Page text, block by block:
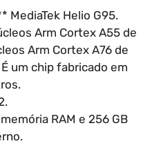
MediaTek Helio G95.
Arm Cortex A55 de
Arm Cortex A76 de
um chip fabricado em
RAM e 256 GB